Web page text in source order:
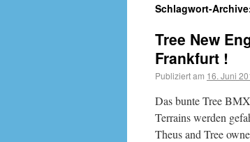
Schlagwort-
Tree New
Frankfurt !
Publiziert am 16. Juni
Das bunte Tree
Terrains werden
Theus and Tree